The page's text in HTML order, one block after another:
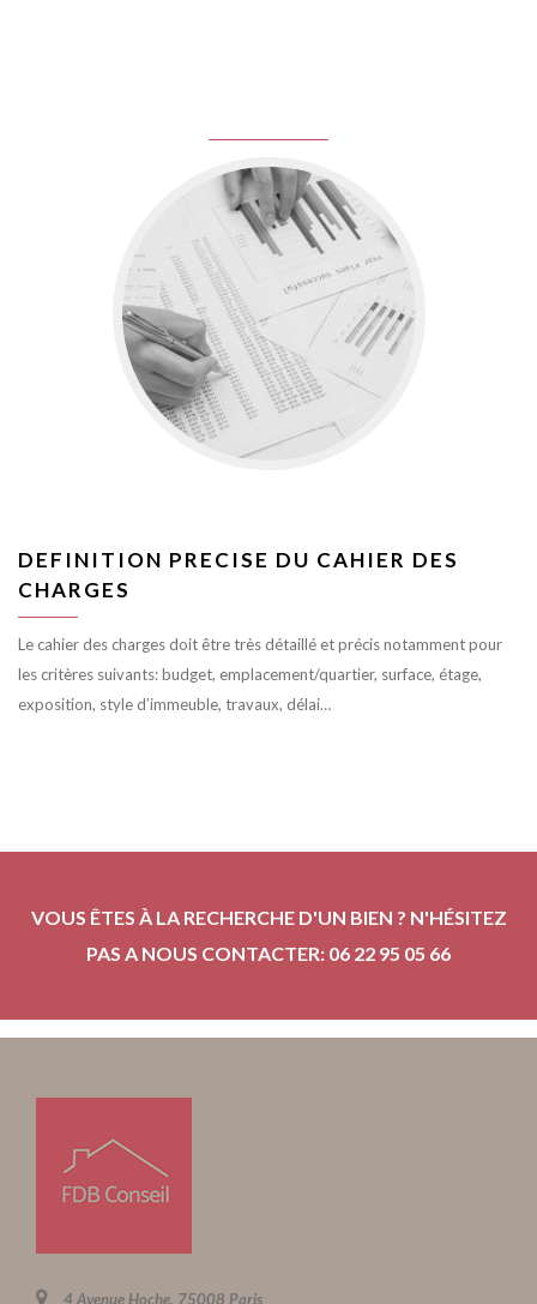
DEFINITION PRECISE DU CAHIER DES
CHARGES
Le cahier des charges doit être très détaillé et précis notamment pour
les critères suivants: budget, emplacement/quartier, surface, étage,
exposition, style d’immeuble, travaux, délai…
VOUS ÊTES À LA RECHERCHE D'UN BIEN ? N'HÉSITEZ
PAS A NOUS CONTACTER: 06 22 95 05 66
4 Avenue Hoche, 75008 Paris